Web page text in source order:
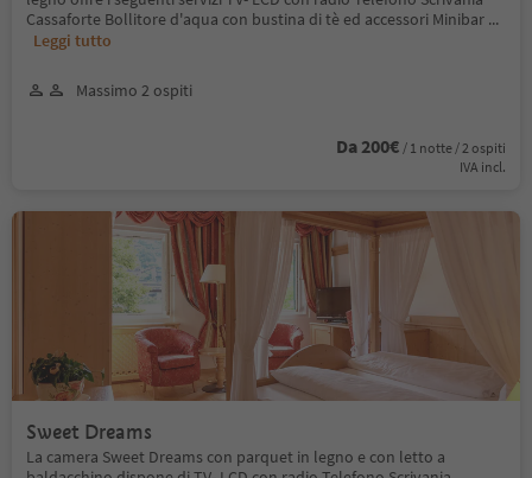
Cassaforte Bollitore d'aqua con bustina di tè ed accessori Minibar ...
Leggi tutto
Massimo 2 ospiti
Da 200€ / 1 notte / 2 ospiti
IVA incl.
Sweet Dreams
La camera Sweet Dreams con parquet in legno e con letto a